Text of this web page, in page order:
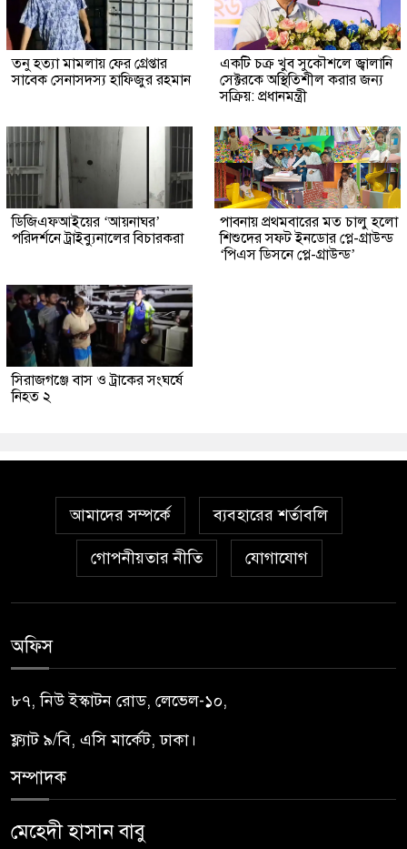
তনু হত্যা মামলায় ফের গ্রেপ্তার
সাবেক সেনাসদস্য হাফিজুর রহমান
একটি চক্র খুব সুকৌশলে জ্বালানি
সেক্টরকে অস্থিতিশীল করার জন্য
সক্রিয়: প্রধানমন্ত্রী
ডিজিএফআইয়ের ‘আয়নাঘর’
পরিদর্শনে ট্রাইব্যুনালের বিচারকরা
পাবনায় প্রথমবারের মত চালু হলো
শিশুদের সফট ইনডোর প্লে-গ্রাউন্ড
‘পিএস ডিসনে প্লে-গ্রাউন্ড’
সিরাজগঞ্জে বাস ও ট্রাকের সংঘর্ষে
নিহত ২
আমাদের সম্পর্কে ব্যবহারের শর্তাবলি
গোপনীয়তার নীতি যোগাযোগ
অফিস
৮৭, নিউ ইস্কাটন রোড, লেভেল-১০,
ফ্ল্যাট ৯/বি, এসি মার্কেট, ঢাকা।
সম্পাদক
মেহেদী হাসান বাবু